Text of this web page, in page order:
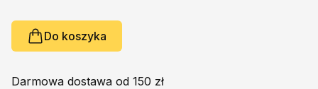
Do koszyka
Darmowa dostawa od 150 zł